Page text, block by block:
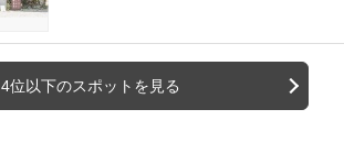
4位以下のスポットを見る